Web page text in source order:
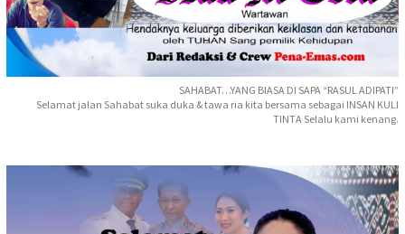
SAHABAT…YANG BIASA DI SAPA “RASUL ADIPATI”
Selamat jalan Sahabat suka duka & tawa ria kita bersama sebagai INSAN KULI
TINTA Selalu kami kenang.